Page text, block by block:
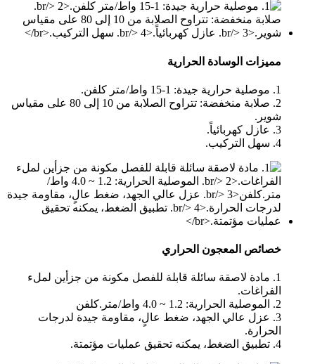
مميزات الوسادة الحرارية
1. موصلية حرارية جيدة: 1-15 واط/متر كلفن.
2. صلابة منخفضة: تتراوح الصلابة من 10 إلى 80 على مقياس
شوير.
3. عازل كهربائياً.
4. سهل التركيب.
خصائص المعجون الحراري
1. مادة لاصقة سائلة قابلة للفصل مكونة من جزأين لملء
الفراغات.
2. الموصلية الحرارية: 1.2 ~ 4.0 واط/متر.كلفن
3. عزل عالي الجهد، ضغط عالٍ، مقاومة جيدة لدرجات
الحرارة.
4. تطبيق الضغط، يمكنه تحقيق عمليات مؤتمتة.